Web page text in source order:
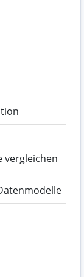
vergleichen